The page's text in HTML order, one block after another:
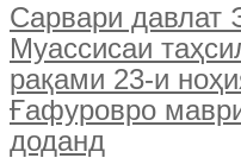
Сарвари
Муассисаи
рақами 23-и
Ғафуровро
доданд